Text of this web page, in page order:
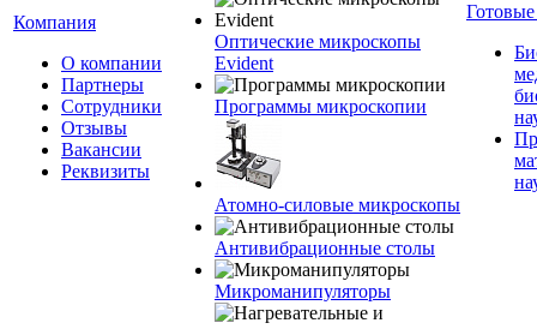
Компания
О компании
Партнеры
Сотрудники
Отзывы
Вакансии
Реквизиты
Оптические микроскопы
Evident
Программы микроскопии
Атомно-силовые микроскопы
Антивибрационные столы
Микроманипуляторы